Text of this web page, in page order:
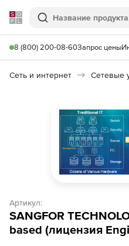
Softline
Поиск
8 (800) 200-08-60Запрос цены
Сеть и интернет Сетевые
Артикул:
SANGFOR
based (лицензия